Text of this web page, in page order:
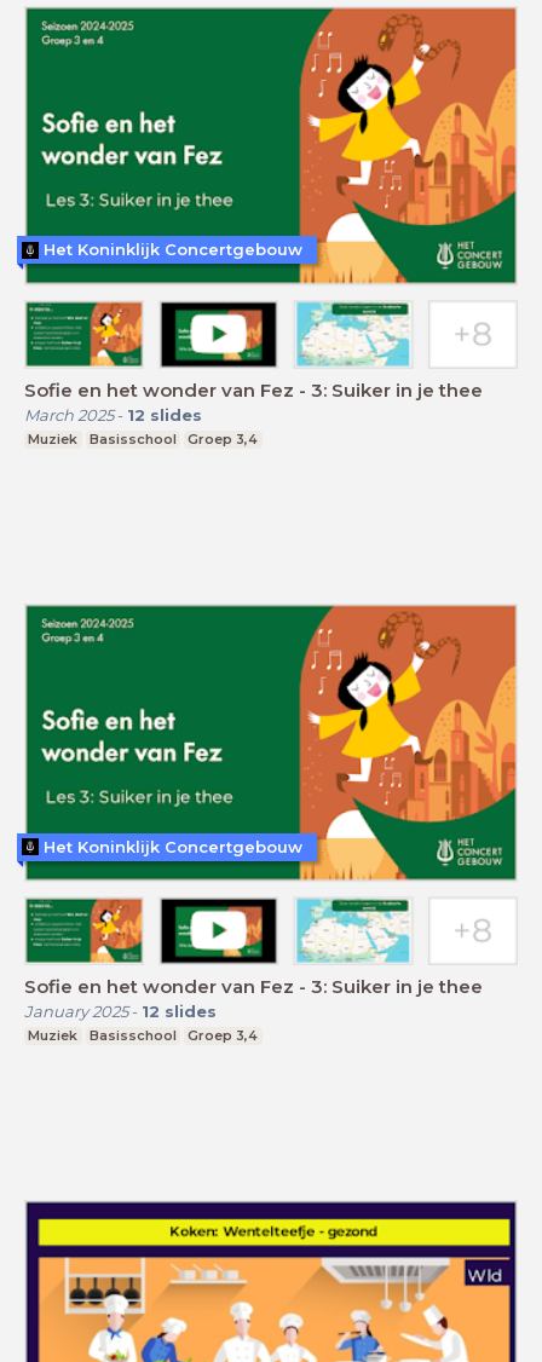
Sofie en het wonder van Fez - 3: Suiker in je thee
March 2025- 12 slides
Muziek Basisschool Groep 3,4
Het Koninklijk Concertgebouw
Sofie en het wonder van Fez - 3: Suiker in je thee
January 2025- 12 slides
Muziek Basisschool Groep 3,4
Het Koninklijk Concertgebouw